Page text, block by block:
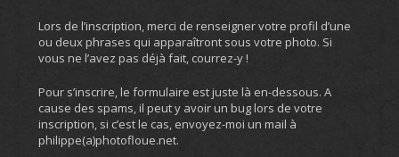
Lors de l’inscription, merci de renseigner votre profil d’une
ou deux phrases qui apparaîtront sous votre photo. Si
vous ne l’avez pas déjà fait, courrez-y !
Pour s’inscrire, le formulaire est juste là en-dessous. A
cause des spams, il peut y avoir un bug lors de votre
inscription, si c’est le cas, envoyez-moi un mail à
philippe(a)photofloue.net.